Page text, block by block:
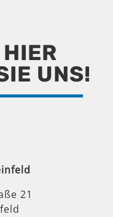
UNS!
21